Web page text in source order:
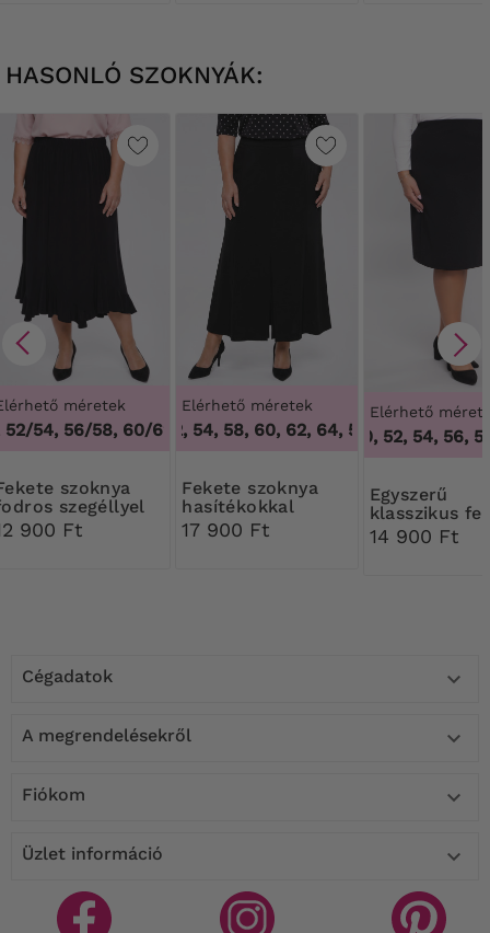
HASONLÓ SZOKNYÁK:
méretek
54, 56/58, 60/62, 48/50, 52/54, 56/58, 60/62
szegéllyel
900 Ft
Elérhető méretek
50, 52, 54, 58, 60, 62, 64,50, 52, 54, 58,
Fekete szoknya
hasítékokkal
17 900 Ft
Elérhető
46, 50, 52, 54, 56,
Egyszerű
klasszikus
szoknya
14 900 Ft
Cégadatok 
A megrendelésekről 
Fiókom 
Üzlet információ 